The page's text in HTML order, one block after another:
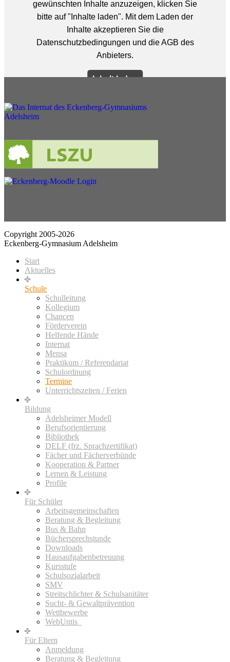
Copyright 2005-2026
Eckenberg-Gymnasium Adelsheim
Start
Aktuelles
Schule
Schulleitung
Kollegium
Chancen
Förderverein
Helfende Hände
Internat
Mensa
Praktikum / Referendariat
Schulordnung
Termine
Unterrichtszeiten / Ferien
Bildung
Adelsheimer Modell
Berufsorientierung
Bibliothek
DELF (frz. Sprachzertifikat)
Fächer und Fächerverbünde
Kooperation & Partner
Lernen & Leistung
Profile
Für Schüler
Arbeitsgemeinschaften
Beratung & Begleitung
Bus & Bahn
Büchersprechstunde
Downloads
Hausaufgabenbetreuung
Kursstufe
Schulsozialarbeit
SMV
Streitschlichter & Schulsanitäter
Sucht- & Gewaltprävention
Wettbewerbe
WebUntis_
Für Eltern
Anmeldung
Beratung & Begleitung